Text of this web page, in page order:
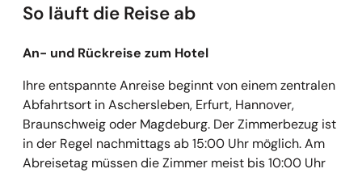
So läuft die Reise ab
An- und Rückreise zum Hotel
Ihre entspannte Anreise beginnt von einem zentralen
Abfahrtsort in Aschersleben, Erfurt, Hannover,
Braunschweig oder Magdeburg. Der Zimmerbezug ist
in der Regel nachmittags ab 15:00 Uhr möglich. Am
Abreisetag müssen die Zimmer meist bis 10:00 Uhr